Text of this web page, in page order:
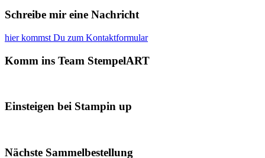
Schreibe mir eine Nachricht
hier kommst Du zum Kontaktformular
Komm ins Team StempelART
Einsteigen bei Stampin up
Nächste Sammelbestellung